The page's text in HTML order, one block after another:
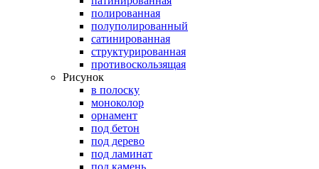
полированная
полуполированный
сатинированная
структурированная
противоскользящая
Рисунок
в полоску
моноколор
орнамент
под бетон
под дерево
под ламинат
под камень